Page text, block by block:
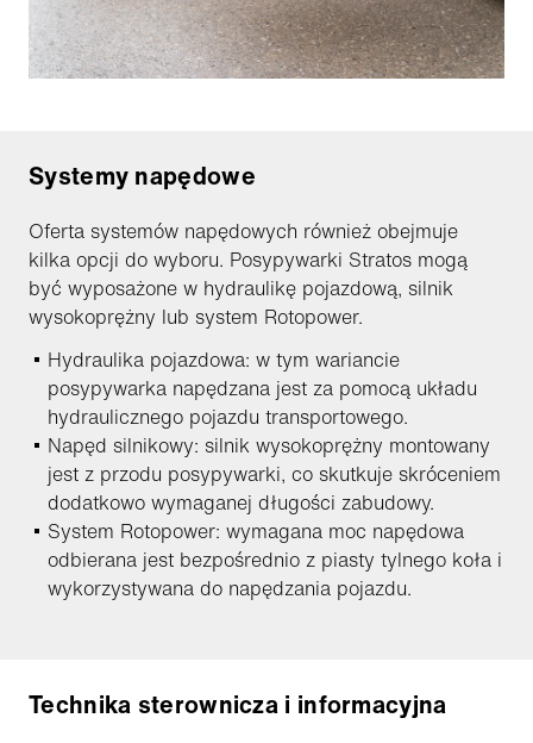
Systemy napędowe
Oferta systemów napędowych również obejmuje
kilka opcji do wyboru. Posypywarki Stratos mogą
być wyposażone w hydraulikę pojazdową, silnik
wysokoprężny lub system Rotopower.
Hydraulika pojazdowa: w tym wariancie
posypywarka napędzana jest za pomocą układu
hydraulicznego pojazdu transportowego.
Napęd silnikowy: silnik wysokoprężny montowany
jest z przodu posypywarki, co skutkuje skróceniem
dodatkowo wymaganej długości zabudowy.
System Rotopower: wymagana moc napędowa
odbierana jest bezpośrednio z piasty tylnego koła i
wykorzystywana do napędzania pojazdu.
Technika sterownicza i informacyjna